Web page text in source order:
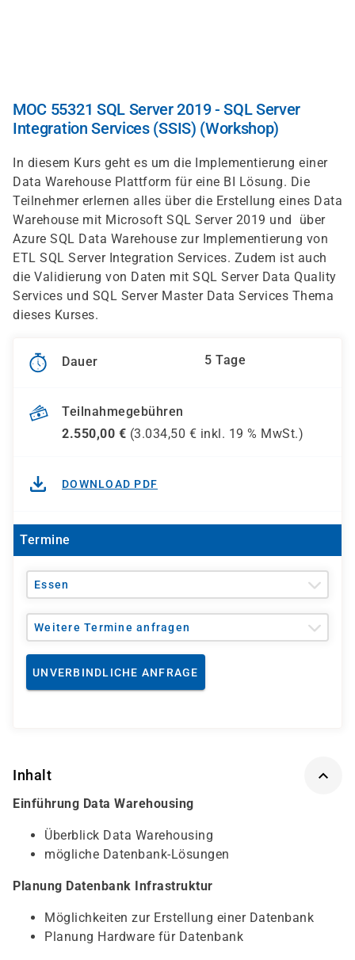
MOC 55321 SQL Server 2019 - SQL Server
Integration Services (SSIS) (Workshop)
In diesem Kurs geht es um die Implementierung einer
Data Warehouse Plattform für eine BI Lösung. Die
Teilnehmer erlernen alles über die Erstellung eines Data
Warehouse mit Microsoft SQL Server 2019 und über
Azure SQL Data Warehouse zur Implementierung von
ETL SQL Server Integration Services. Zudem ist auch
die Validierung von Daten mit SQL Server Data Quality
Services und SQL Server Master Data Services Thema
dieses Kurses.
Dauer 5 Tage
Teilnahmegebühren
2.550,00 € (3.034,50 € inkl. 19 % MwSt.)
DOWNLOAD PDF
Termine
Essen
Weitere Termine anfragen
UNVERBINDLICHE ANFRAGE
Inhalt
Einführung Data Warehousing
Überblick Data Warehousing
mögliche Datenbank-Lösungen
Planung Datenbank Infrastruktur
Möglichkeiten zur Erstellung einer Datenbank
Planung Hardware für Datenbank